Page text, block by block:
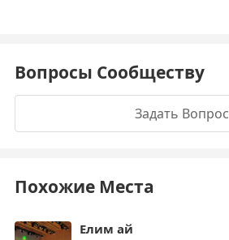
Вопросы Сообществу
Задать Вопрос
Похожие Места
Елим ай